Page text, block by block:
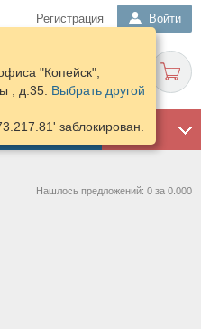
Регистрация Войти
ГАРАЖ
"Копейск",
, д.35. Выбрать другой
заблокирован.
Нашлось предложений: 0 за 0.000